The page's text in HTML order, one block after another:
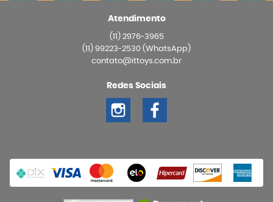
Atendimento
(11)2976-3965
(11) 99223-2530 (WhatsApp)
contato@ittoys.com.br
Redes Sociais